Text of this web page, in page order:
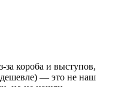
за короба и выступов,
— это не наш